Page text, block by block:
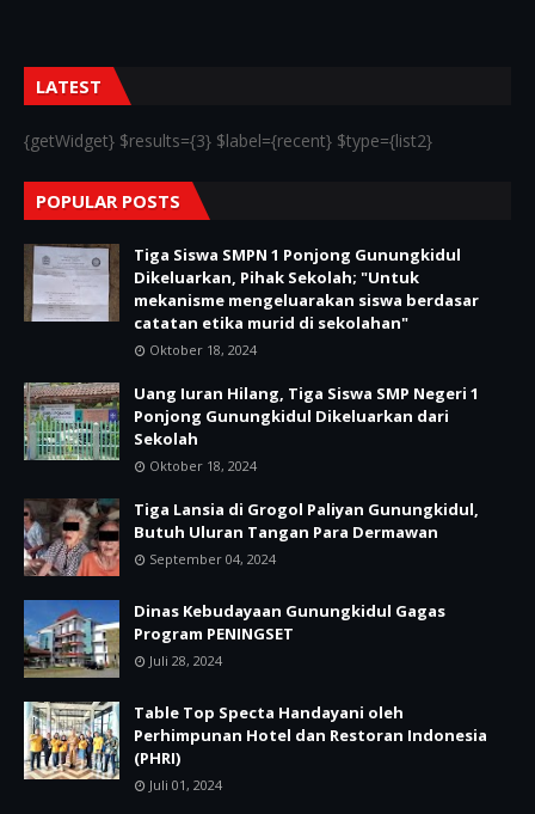
LATEST
{getWidget} $results={3} $label={recent} $type={list2}
POPULAR POSTS
Tiga Siswa SMPN 1 Ponjong Gunungkidul
Dikeluarkan, Pihak Sekolah; "Untuk
mekanisme mengeluarakan siswa berdasar
catatan etika murid di sekolahan"
Oktober 18, 2024
Uang Iuran Hilang, Tiga Siswa SMP Negeri 1
Ponjong Gunungkidul Dikeluarkan dari
Sekolah
Oktober 18, 2024
Tiga Lansia di Grogol Paliyan Gunungkidul,
Butuh Uluran Tangan Para Dermawan
September 04, 2024
Dinas Kebudayaan Gunungkidul Gagas
Program PENINGSET
Juli 28, 2024
Table Top Specta Handayani oleh
Perhimpunan Hotel dan Restoran Indonesia
(PHRI)
Juli 01, 2024